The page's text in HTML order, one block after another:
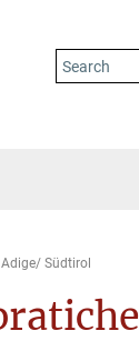
Südtirol